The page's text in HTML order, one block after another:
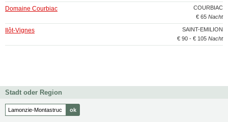
COURBIAC
Domaine Courbiac
€ 65 Nacht
SAINT-EMILION
Ilôt-Vignes
€ 90 - € 105 Nacht
Stadt oder Region